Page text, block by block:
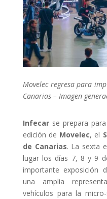
Movelec regresa para
Canarias – Imagen
Infecarse prepara para
edición de Movelec, el
de Canarias. La sexta
lugar los días 7, 8 y 9
importante exposición
una amplia
vehículos para la